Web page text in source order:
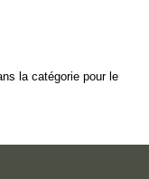
la catégorie pour le